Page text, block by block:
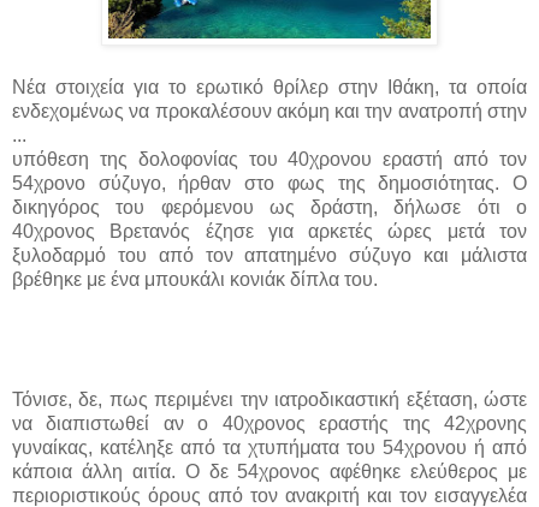
Νέα στοιχεία για το ερωτικό θρίλερ στην Ιθάκη, τα οποία
ενδεχομένως να προκαλέσουν ακόμη και την ανατροπή στην
...
υπόθεση της δολοφονίας του 40χρονου εραστή από τον
54χρονο σύζυγο, ήρθαν στο φως της δημοσιότητας. Ο
δικηγόρος του φερόμενου ως δράστη, δήλωσε ότι ο
40χρονος Βρετανός έζησε για αρκετές ώρες μετά τον
ξυλοδαρμό του από τον απατημένο σύζυγο και μάλιστα
βρέθηκε με ένα μπουκάλι κονιάκ δίπλα του.
Τόνισε, δε, πως περιμένει την ιατροδικαστική εξέταση, ώστε
να διαπιστωθεί αν ο 40χρονος εραστής της 42χρονης
γυναίκας, κατέληξε από τα χτυπήματα του 54χρονου ή από
κάποια άλλη αιτία. Ο δε 54χρονος αφέθηκε ελεύθερος με
περιοριστικούς όρους από τον ανακριτή και τον εισαγγελέα